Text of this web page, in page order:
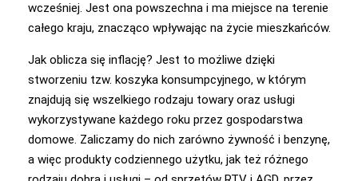
wcześniej. Jest ona powszechna i ma miejsce na terenie
całego kraju, znacząco wpływając na życie mieszkańców.
Jak oblicza się inflację? Jest to możliwe dzięki
stworzeniu tzw. koszyka konsumpcyjnego, w którym
znajdują się wszelkiego rodzaju towary oraz usługi
wykorzystywane każdego roku przez gospodarstwa
domowe. Zaliczamy do nich zarówno żywność i benzynę,
a więc produkty codziennego użytku, jak też różnego